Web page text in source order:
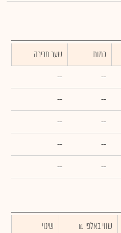
כמות
שער מכירה
--
--
--
--
--
--
--
--
--
--
₪ שווי באלפי
שינוי